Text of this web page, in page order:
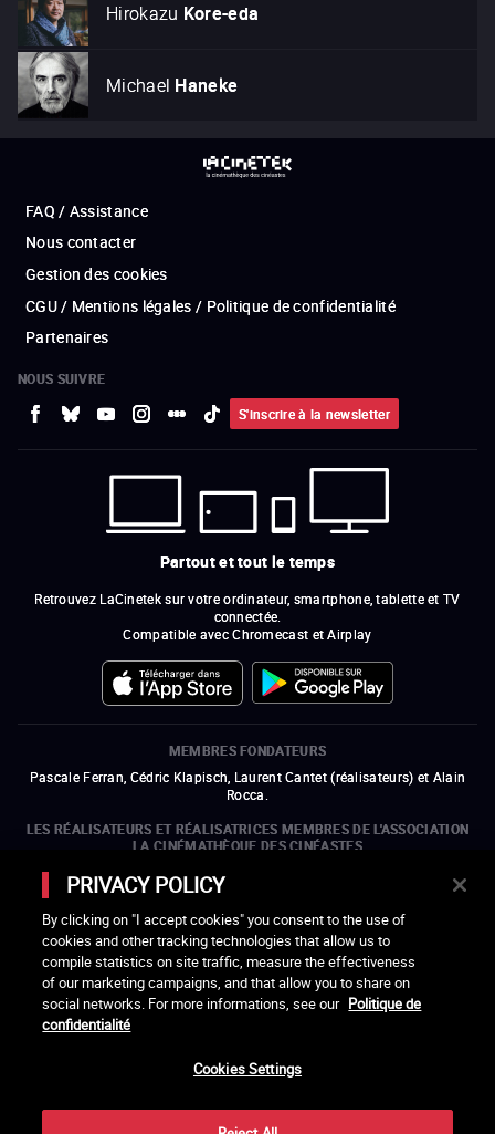
Hirokazu Kore-eda
Michael Haneke
FAQ / Assistance
Nous contacter
Gestion des cookies
CGU / Mentions légales / Politique de confidentialité
Partenaires
NOUS SUIVRE
S'inscrire à la newsletter
Partout et tout le temps
Retrouvez LaCinetek sur votre ordinateur, smartphone, tablette et TV
connectée.
Compatible avec Chromecast et Airplay
MEMBRES FONDATEURS
Pascale Ferran, Cédric Klapisch, Laurent Cantet (réalisateurs) et Alain
Rocca.
LES RÉALISATEURS ET RÉALISATRICES MEMBRES DE L'ASSOCIATION
LA CINÉMATHÈQUE DES CINÉASTES
Olivier Assayas, Bertrand Bonello, Michel Hazanavicius (représentant de
l'ARP), Rebecca Zlotowski et Mikael Buch (représentant de la SRF)
LES ORGANISMES MEMBRES DE L'ASSOCIATION LA CINÉMATHÈQUE
DES CINÉASTES
PRIVACY POLICY
By clicking on "I accept cookies" you consent to the use of
cookies and other tracking technologies that allow us to
compile statistics on site traffic, measure the effectiveness
of our marketing campaigns, and that allow you to share on
social networks. For more informations, see our Politique de
confidentialité
Cookies Settings